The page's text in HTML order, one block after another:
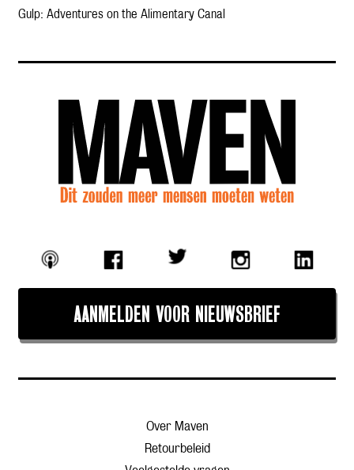
Gulp: Adventures on the Alimentary Canal
AANMELDEN VOOR NIEUWSBRIEF
Over Maven
Retourbeleid